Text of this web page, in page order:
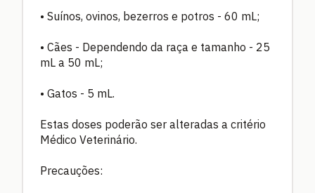
• Suínos, ovinos, bezerros e potros - 60 mL;
• Cães - Dependendo da raça e tamanho - 25
mL a 50 mL;
• Gatos - 5 mL.
Estas doses poderão ser alteradas a critério
Médico Veterinário.
Precauções: